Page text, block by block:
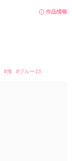
作品情報
#海 #ブルー13